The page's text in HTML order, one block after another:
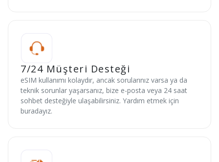
7/24 Müşteri Desteği
eSIM kullanımı kolaydır, ancak sorularınız varsa ya da
teknik sorunlar yaşarsanız, bize e-posta veya 24 saat
sohbet desteğiyle ulaşabilirsiniz. Yardım etmek için
buradayız.